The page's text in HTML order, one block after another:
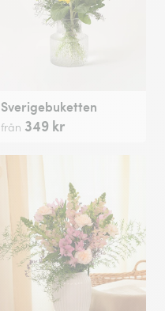
Sverigebuketten
från 349 kr